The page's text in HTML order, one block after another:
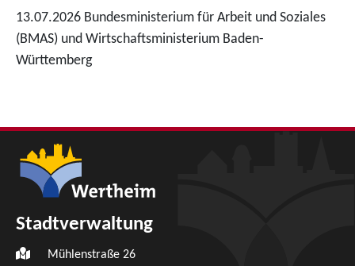
13.07.2026 Bundesministerium für Arbeit und Soziales
(BMAS) und Wirtschaftsministerium Baden-
Württemberg
Stadtverwaltung
Mühlenstraße 26